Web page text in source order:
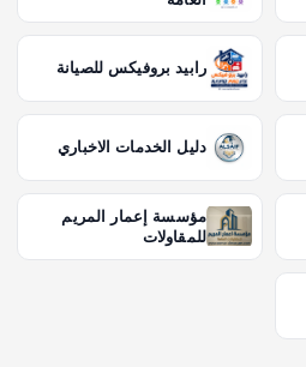
رابيد بروفيكس للصيانة
دليل الخدمات الاخباري
مؤسسة إعمار المريم
للمقاولات